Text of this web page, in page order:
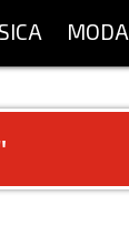
MODA